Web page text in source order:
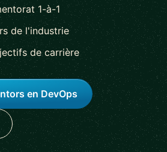
1-à-1
de l'industrie
de carrière
en DevOps